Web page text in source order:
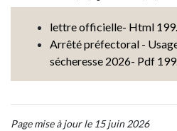
lettre officielle- Html
Arrêté préfectoral -
sécheresse 2026- Pdf
Page mise à jour le 15 juin 2026